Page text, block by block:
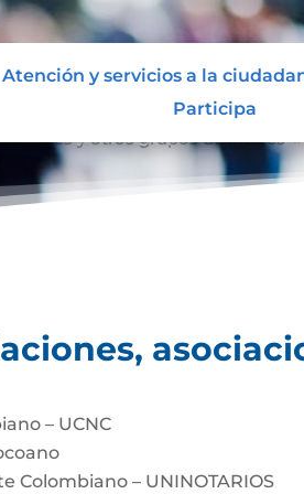
Atención y servicios a la
Participa
y otros grupos de interés
– UCNC
Colombiano – UNINOTARIOS